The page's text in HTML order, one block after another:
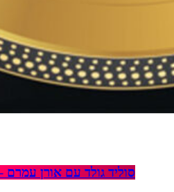
סוליד גולד עם אורן עמרם – פרוייקט